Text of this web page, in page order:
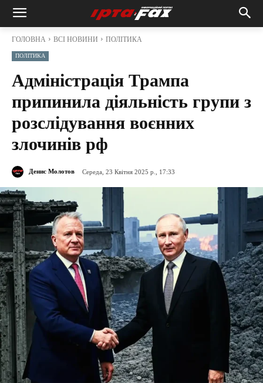
ГОЛОВНА ВСІ НОВИНИ ПОЛІТИКА
ПОЛІТИКА
Адміністрація Трампа
припинила діяльність групи з
розслідування воєнних
злочинів рф
Денис Молотов Середа, 23 Квітня 2025 р., 17:33